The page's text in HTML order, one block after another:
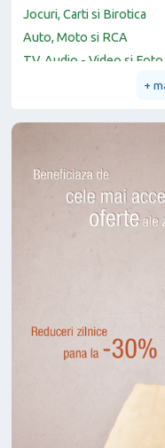
Jocuri, Carti si Birotica
Auto, Moto si RCA
TV, Audio - Video si Foto
Telefoane mobile si
PC, Periferice si Software
Laptop, Tablete si
Jucarii, Copii si Bebe
Moda, Accesorii Haine,
Electrocasnice si
Casa si Mobilier
Produse Resigilate
+